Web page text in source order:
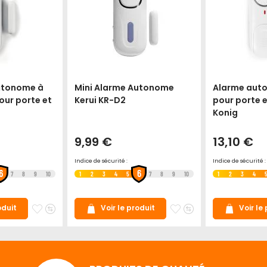
à
porte et
7 8 9 10
AjouterAjouter
Mini Alarme Autonome
Kerui KR-D2
9,99 €
Indice de sécurité :
1 2 3 4 5 6 7 8 9 10
Voir le produit
AjouterAjouter
Alarme
pour porte
Konig
13,10 €
Indice de sécurité :
1 2 3 4 5
Voir le